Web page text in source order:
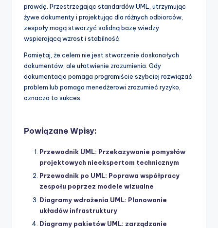
prawdę. Przestrzegając standardów UML, utrzymując
żywe dokumenty i projektując dla różnych odbiorców,
zespoły mogą stworzyć solidną bazę wiedzy
wspierającą wzrost i stabilność.
Pamiętaj, że celem nie jest stworzenie doskonałych
dokumentów, ale ułatwienie zrozumienia. Gdy
dokumentacja pomaga programiście szybciej rozwiązać
problem lub pomaga menedżerowi zrozumieć ryzyko,
oznacza to sukces.
Powiązane Wpisy:
Przewodnik UML: Przekazywanie pomysłów
projektowych nieekspertom technicznym
Przewodnik po UML: Poprawa współpracy
zespołu poprzez modele wizualne
Diagramy wdrożenia UML: Planowanie
układów infrastruktury
Diagramy pakietów UML: zarządzanie